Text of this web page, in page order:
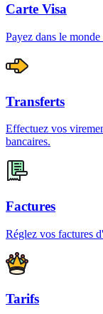
Carte Visa
Payez dans le
Transferts
Effectuez vos
bancaires.
Factures
Réglez vos factures
Tarifs